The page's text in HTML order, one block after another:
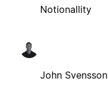
Notionallity
John Svensson